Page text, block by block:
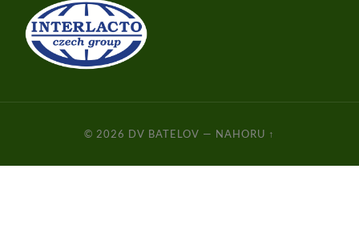
© 2026 DV BATELOV — NAHORU ↑